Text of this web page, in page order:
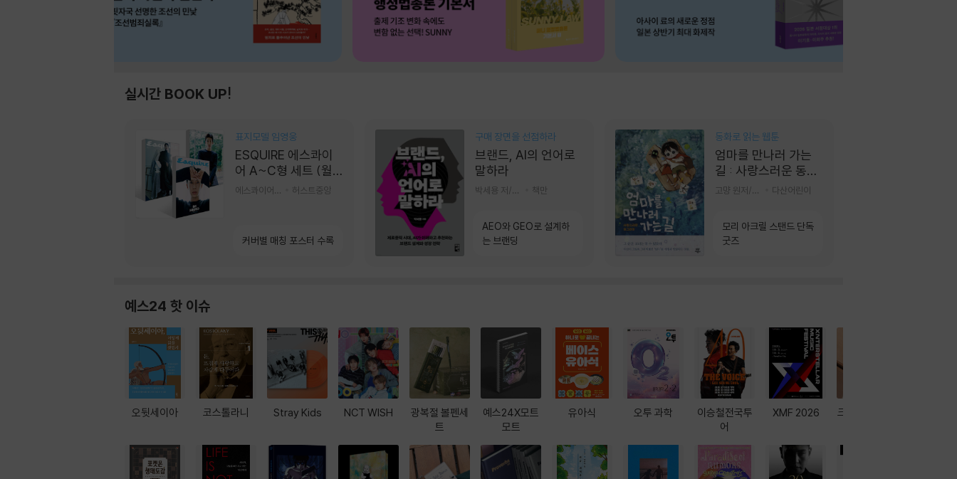
실시간 BOOK UP!
표지모델 임영웅
ESQUIRE 에스콰이
어 A~C형 세트 (월
간) : 9월 [2026]
허스트중앙
커버별 매칭 포스터 수록
구매 장면을 선점하라
브랜드, AI의 언어로
말하라
책만
AEO와 GEO로 설계하
는 브랜딩
동화로 읽는 웹툰
엄마를 만나러 가는
길 : 사랑스러운 동그
라미
다산어린이
모리 아크릴 스탠드 단독
굿즈
예스24 핫 이슈
오뒷세이아 코스톨라니 Stray Kids NCT WISH
광복절 볼펜세
트
예스24X모트
모트
유아식 오투 과학
이승철전국투
어
XMF 2026
크레마 이북 리